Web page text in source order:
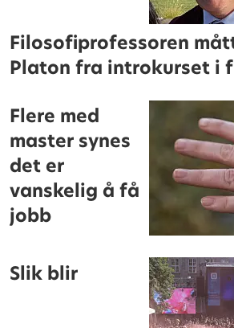
Filosofiprofessoren
Platon fra introkurset i
Flere med
master synes
det er
vanskelig å få
jobb
Slik blir